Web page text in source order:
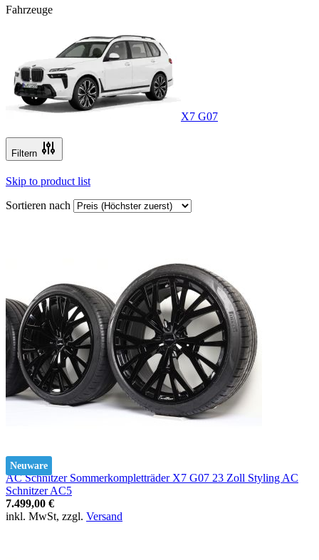
Fahrzeuge
X7 G07
Filtern
Skip to product list
Sortieren nach
Neuware
AC Schnitzer Sommerkompletträder X7 G07 23 Zoll Styling AC
Schnitzer AC5
7.499,00 €
inkl. MwSt, zzgl. Versand